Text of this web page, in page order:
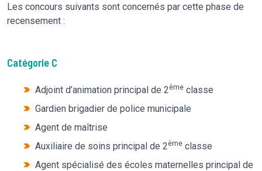
Les concours suivants sont concernés par cette phase de
recensement :
Catégorie C
Adjoint d’animation principal de 2ème classe
Gardien brigadier de police municipale
Agent de maîtrise
Auxiliaire de soins principal de 2ème classe
Agent spécialisé des écoles maternelles principal de